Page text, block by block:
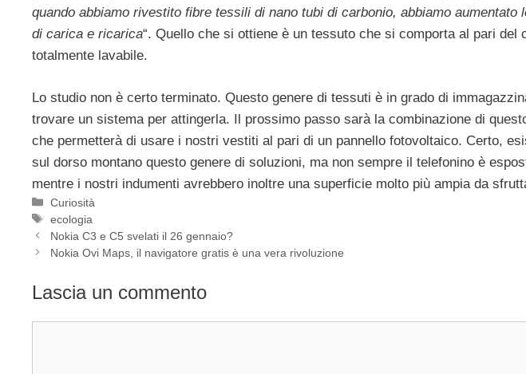
quando abbiamo rivestito fibre tessili di nano tubi di carbonio, abbiamo
di carica e ricarica“. Quello che si ottiene è un tessuto che si comporta al pari del
totalmente lavabile.
Lo studio non è certo terminato. Questo genere di tessuti è in grado di
trovare un sistema per attingerla. Il prossimo passo sarà la combinazione di
che permetterà di usare i nostri vestiti al pari di un pannello fotovoltaico. Certo,
sul dorso montano questo genere di soluzioni, ma non sempre il telefonino è
mentre i nostri indumenti avrebbero inoltre una superficie molto più ampia da
Categorie
Curiosità
Tag
ecologia
Nokia C3 e C5 svelati il 26 gennaio?
Nokia Ovi Maps, il navigatore gratis è una vera rivoluzione
Lascia un commento